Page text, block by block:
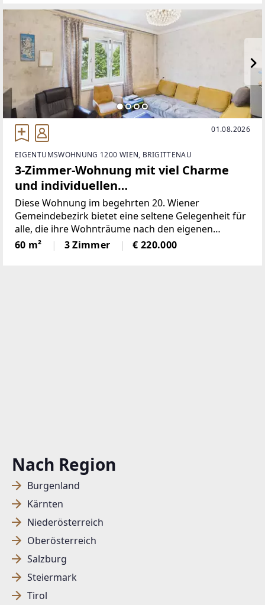
Nach Region
Burgenland
Kärnten
Niederösterreich
Oberösterreich
Salzburg
Steiermark
Tirol
01.08.2026
EIGENTUMSWOHNUNG 1200 WIEN, BRIGITTENAU
3-Zimmer-Wohnung mit viel Charme
und individuellen
Gestaltungsmöglichkeiten- nur
220.000€
Diese Wohnung im begehrten 20. Wiener
Gemeindebezirk bietet eine seltene Gelegenheit für
alle, die ihre Wohnträume nach den eigenen
Vorstellungen verwirklichen möchten. Die
großzügige Raumaufteilung schafft bereits jetzt
60 m² 3 Zimmer € 220.000